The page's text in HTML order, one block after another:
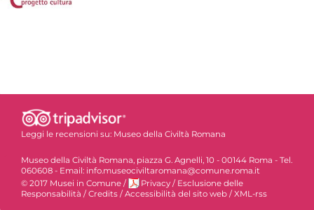
Leggi le recensioni su: Museo della Civiltà Romana
Museo della Civiltà Romana, piazza G. Agnelli, 10 - 00144 Roma - Tel.
060608 - Email: info.museociviltaromana@comune.roma.it
© 2017 Musei in Comune / Privacy / Esclusione delle
Responsabilità / Credits / Accessibilità del sito web / XML-rss